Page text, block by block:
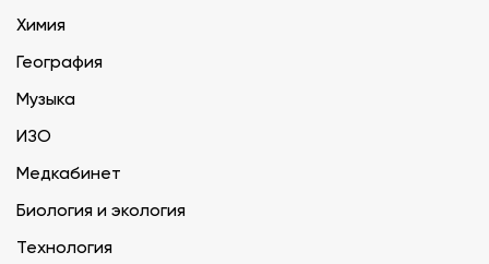
Химия
География
Музыка
ИЗО
Медкабинет
Биология и экология
Технология